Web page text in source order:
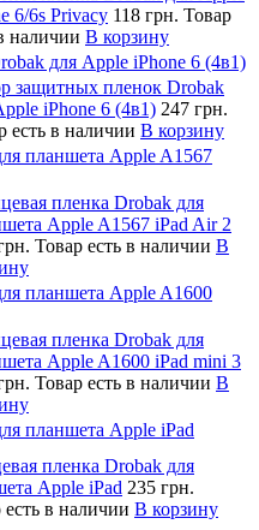
6/6s Privacy 118 грн. Товар
наличии В корзину
для Apple iPhone 6 (4в1)
защитных пленок Drobak
iPhone 6 (4в1) 247 грн.
есть в наличии В корзину
планшета Apple A1567
пленка Drobak для
Apple A1567 iPad Air 2
Товар есть в наличии В
планшета Apple A1600
пленка Drobak для
Apple A1600 iPad mini 3
Товар есть в наличии В
планшета Apple iPad
пленка Drobak для
Apple iPad 235 грн.
есть в наличии В корзину